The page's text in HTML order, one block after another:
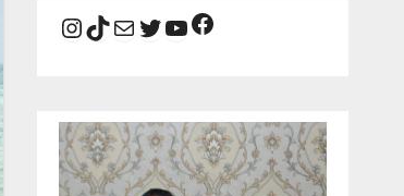
Instagram
TikTok
MailTwitter
YouTube
Facebook